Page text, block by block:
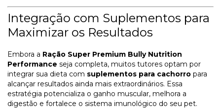
Integração com Suplementos para
Maximizar os Resultados
Embora a Ração Super Premium Bully Nutrition
Performance seja completa, muitos tutores optam por
integrar sua dieta com suplementos para cachorro para
alcançar resultados ainda mais extraordinários. Essa
estratégia potencializa o ganho muscular, melhora a
digestão e fortalece o sistema imunológico do seu pet.